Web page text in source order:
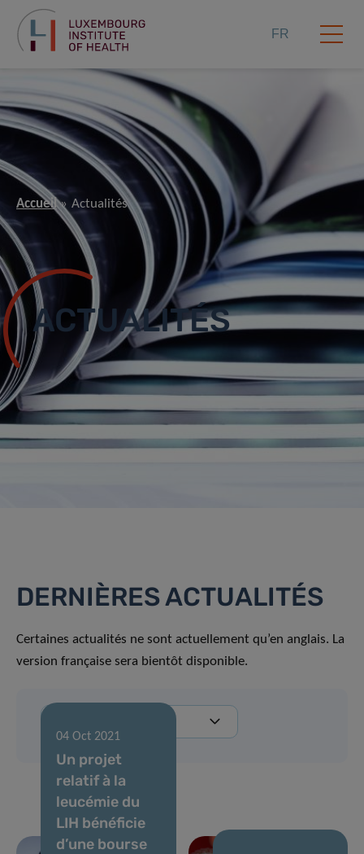
FR
Accueil Actualités
ACTUALITÉS
DERNIÈRES ACTUALITÉS
Certaines actualités ne sont actuellement qu’en anglais. La
version française sera bientôt disponible.
04 Oct 2021
Un projet
relatif à la
leucémie du
LIH bénéficie
d’une bourse